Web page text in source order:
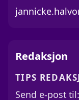
Redaksjon
TIPS
Send e-post til: